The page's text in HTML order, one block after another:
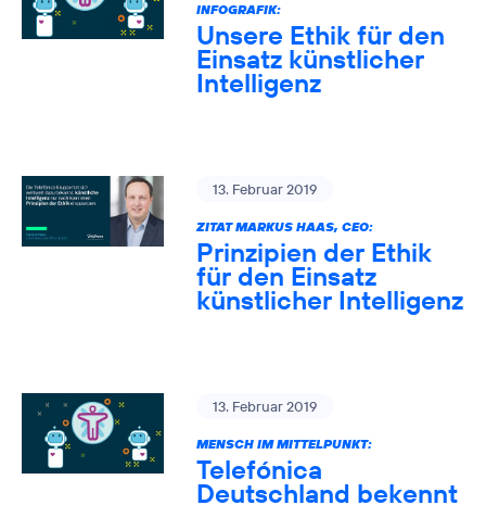
INFOGRAFIK:
Unsere Ethik für den
Einsatz künstlicher
Intelligenz
13. Februar 2019
ZITAT MARKUS HAAS, CEO:
Prinzipien der Ethik
für den Einsatz
künstlicher Intelligenz
13. Februar 2019
MENSCH IM MITTELPUNKT:
Telefónica
Deutschland bekennt